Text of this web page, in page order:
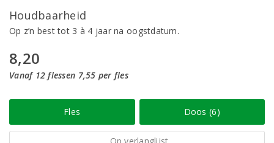
Houdbaarheid
Op z’n best tot 3 à 4 jaar na oogstdatum.
8,20
Vanaf 12 flessen 7,55 per fles
Fles Doos (6)